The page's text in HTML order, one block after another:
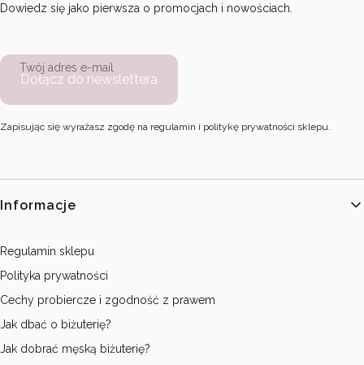
Dowiedz się jako pierwsza o promocjach i nowościach.
Twój adres e-mail
Dołącz do newslettera
Zapisując się wyrażasz zgodę na regulamin i politykę prywatności sklepu.
Linki w stopce
Informacje
Regulamin sklepu
Polityka prywatności
Cechy probiercze i zgodność z prawem
Jak dbać o biżuterię?
Jak dobrać męską biżuterię?